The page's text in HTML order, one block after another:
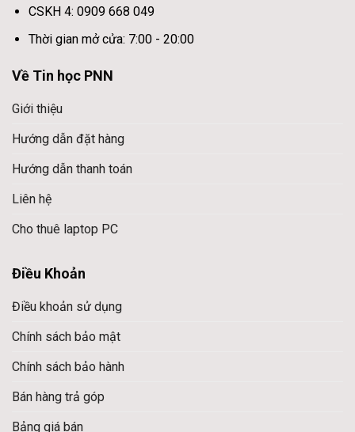
CSKH 4: 0909 668 049
Thời gian mở cửa: 7:00 - 20:00
Về Tin học PNN
Giới thiệu
Hướng dẫn đặt hàng
Hướng dẫn thanh toán
Liên hệ
Cho thuê laptop PC
Điều Khoản
Điều khoản sử dụng
Chính sách bảo mật
Chính sách bảo hành
Bán hàng trả góp
Bảng giá bán